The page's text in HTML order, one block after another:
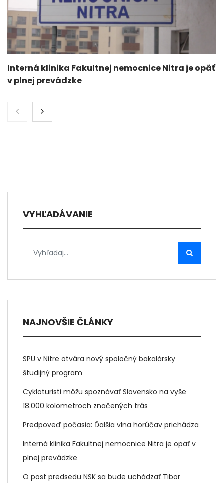
Interná klinika Fakultnej nemocnice Nitra je opäť
v plnej prevádzke
VYHĽADÁVANIE
NAJNOVŠIE ČLÁNKY
SPU v Nitre otvára nový spoločný bakalársky
študijný program
Cykloturisti môžu spoznávať Slovensko na vyše
18.000 kolometroch značených trás
Predpoveď počasia: Ďalšia vlna horúčav prichádza
Interná klinika Fakultnej nemocnice Nitra je opäť v
plnej prevádzke
O post predsedu NSK sa bude uchádzať Tibor